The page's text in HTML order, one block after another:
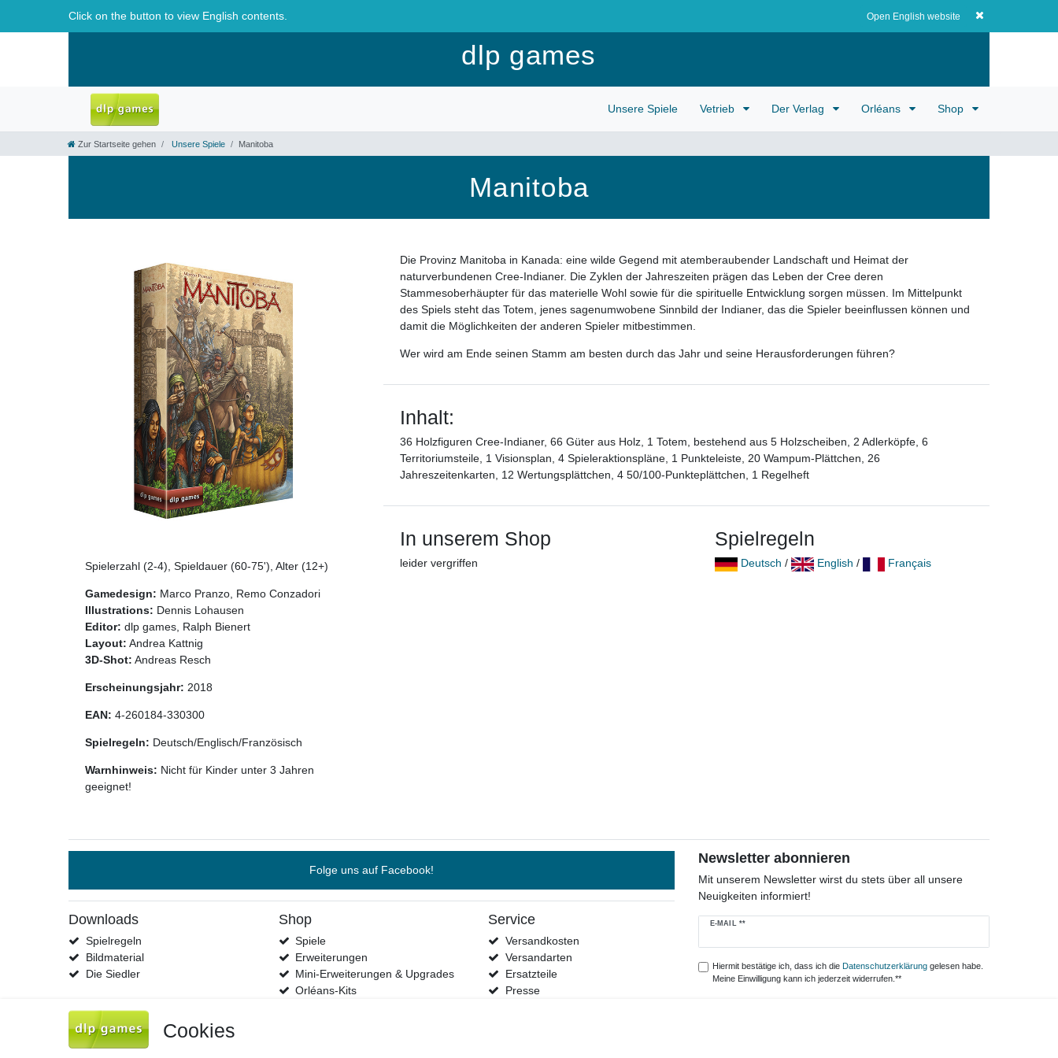
0,00 EUR
dlp games
Click on the button to view English contents. Open English website
Unsere Spiele Vetrieb Der Verlag Orléans Shop
Zur Startseite gehen Unsere Spiele Manitoba
Manitoba
Spielerzahl (2-4), Spieldauer (60-75'), Alter (12+)
Gamedesign: Marco Pranzo, Remo Conzadori
Illustrations: Dennis Lohausen
Editor: dlp games, Ralph Bienert
Layout: Andrea Kattnig
3D-Shot: Andreas Resch
Erscheinungsjahr: 2018
EAN: 4-260184-330300
Spielregeln: Deutsch/Englisch/Französisch
Warnhinweis: Nicht für Kinder unter 3 Jahren
geeignet!
Die Provinz Manitoba in Kanada: eine wilde Gegend mit atemberaubender Landschaft und Heimat der
naturverbundenen Cree-Indianer. Die Zyklen der Jahreszeiten prägen das Leben der Cree deren
Stammesoberhäupter für das materielle Wohl sowie für die spirituelle Entwicklung sorgen müssen. Im Mittelpunkt
des Spiels steht das Totem, jenes sagenumwobene Sinnbild der Indianer, das die Spieler beeinflussen können und
damit die Möglichkeiten der anderen Spieler mitbestimmen.
Wer wird am Ende seinen Stamm am besten durch das Jahr und seine Herausforderungen führen?
Inhalt:
36 Holzfiguren Cree-Indianer, 66 Güter aus Holz, 1 Totem, bestehend aus 5 Holzscheiben, 2 Adlerköpfe, 6
Territoriumsteile, 1 Visionsplan, 4 Spieleraktionspläne, 1 Punkteleiste, 20 Wampum-Plättchen, 26
Jahreszeitenkarten, 12 Wertungsplättchen, 4 50/100-Punkteplättchen, 1 Regelheft
In unserem Shop
leider vergriffen
Spielregeln
Deutsch / English / Français
Folge uns auf Facebook!
Downloads
Spielregeln
Bildmaterial
Die Siedler
Shop
Spiele
Erweiterungen
Mini-Erweiterungen & Upgrades
Orléans-Kits
Service
Versandkosten
Versandarten
Ersatzteile
Presse
Newsletter abonnieren
Mit unserem Newsletter wirst du stets über all unsere
Neuigkeiten informiert!
E-MAIL **
Newsletter
Hiermit bestätige ich, dass ich die Daten­schutz­erklärunggelesen habe.
Meine Einwilligung kann ich jederzeit widerrufen.**
Cookies